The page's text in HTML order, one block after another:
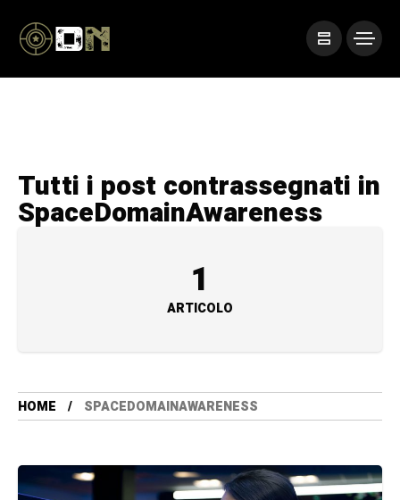
Tutti i post contrassegnati in
SpaceDomainAwareness
1
ARTICOLO
HOME SPACEDOMAINAWARENESS